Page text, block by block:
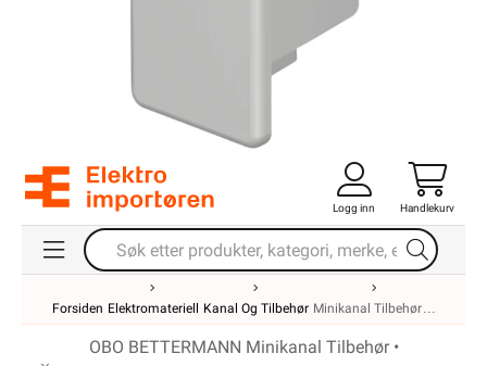
Logg inn Handlekurv
Forsiden Elektromateriell Kanal Og Tilbehør Minikanal Tilbehør
OBO BETTERMANN Minikanal Tilbehør •